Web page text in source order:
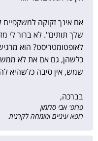
אם אינך זקוקה למשקפיים
שלך תותים". לא ברור לי
לאופטומטריסט? הוא
כלשהן, גם אם את לא ממש
שמש, אין סיבה כלשהיא
בברכה,
פרופ' אבי סלומון
רופא עיניים ומומחה לקרנית